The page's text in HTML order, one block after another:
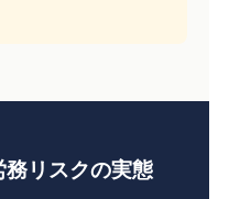
リスクの実態